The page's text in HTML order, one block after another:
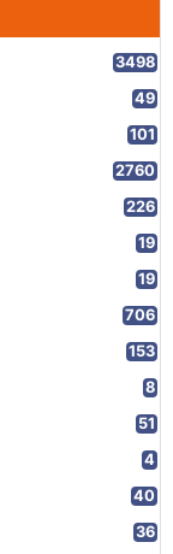
3498
49
101
2760
226
19
19
706
153
8
51
4
40
36